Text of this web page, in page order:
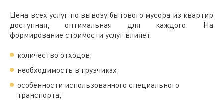
Цена всех услуг по вывозу бытового мусора из квартир
доступная, оптимальная для каждого. На
формирование стоимости услуг влияет:
количество отходов;
необходимость в грузчиках;
особенности использованного специального
транспорта;